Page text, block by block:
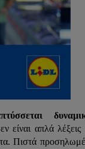
είναι απλά
Πιστά